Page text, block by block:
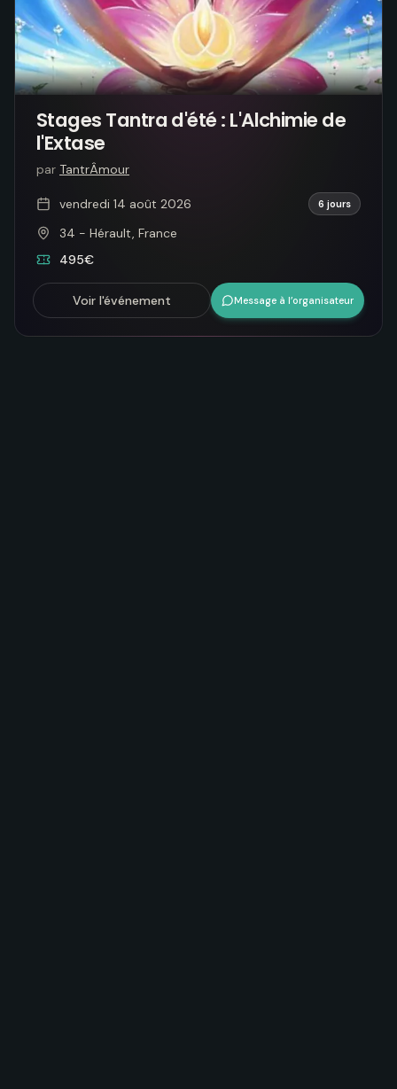
Stages Tantra d'été : L'Alchimie de
l'Extase
par TantrÂmour
vendredi 14 août 2026 6 jours
34 - Hérault, France
495€
Voir l'événement Message à l’organisateur